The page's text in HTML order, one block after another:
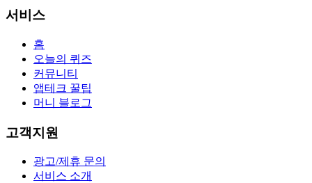
서비스
홈
오늘의 퀴즈
커뮤니티
앱테크 꿀팁
머니 블로그
고객지원
광고/제휴 문의
서비스 소개